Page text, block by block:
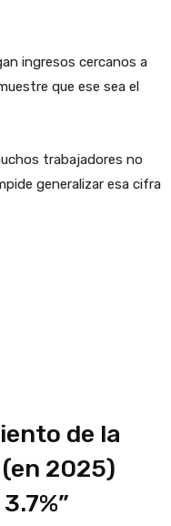
ingresos cercanos a
que ese sea el
trabajadores no
generalizar esa cifra
de la
2025)